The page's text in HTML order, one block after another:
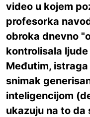
video u kojem
profesorka
obroka dnevno
kontrolisala
Međutim,
snimak
inteligencijom
ukazuju na to da